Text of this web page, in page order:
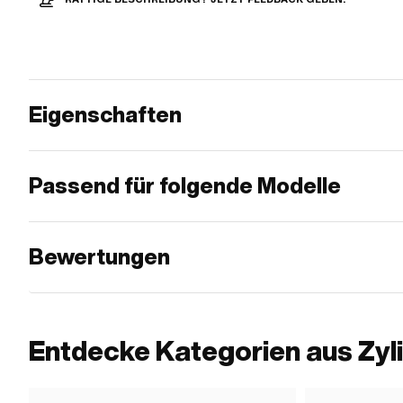
Eigenschaften
Passend für folgende Modelle
Bewertungen
Entdecke Kategorien aus